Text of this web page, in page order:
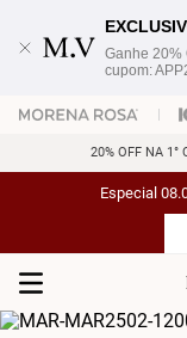
Ganhe 20%
cupom:
20% OFF NA 1°
Especial